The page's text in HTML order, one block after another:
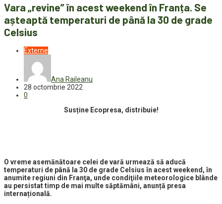
Vara „revine” în acest weekend în Franța. Se
așteaptă temperaturi de până la 30 de grade
Celsius
Externe
Ana Raileanu
28 octombrie 2022
0
Susține Ecopresa, distribuie!
O vreme asemănătoare celei de vară urmează să aducă
temperaturi de până la 30 de grade Celsius în acest weekend, în
anumite regiuni din Franţa, unde condiţiile meteorologice blânde
au persistat timp de mai multe săptămâni, anunță presa
internațională.